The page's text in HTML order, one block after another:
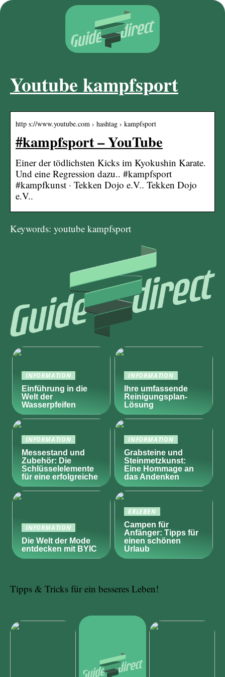
Youtube kampfsport
http s://www.youtube.com › hashtag › kampfsport
#kampfsport – YouTube
Einer der tödlichsten Kicks im Kyokushin Karate.
Und eine Regression dazu.. #kampfsport
#kampfkunst · Tekken Dojo e.V.. Tekken Dojo
e.V..
Keywords: youtube kampfsport
INFORMATION
Einführung in die
Welt der
Wasserpfeifen
INFORMATION
Ihre umfassende
Reinigungsplan-
Lösung
INFORMATION
Messestand und
Zubehör: Die
Schlüsselelemente
für eine erfolgreiche
INFORMATION
Grabsteine und
Steinmetzkunst:
Eine Hommage an
das Andenken
INFORMATION
Die Welt der Mode
entdecken mit BYIC
ERLEBEN
Campen für
Anfänger: Tipps für
einen schönen
Urlaub
Tipps & Tricks für ein besseres Leben!